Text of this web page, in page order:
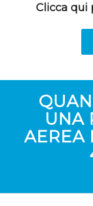
Clicca qui
UNA
AEREA